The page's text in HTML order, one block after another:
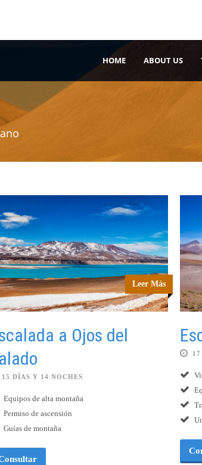
HOME ABOUT US
Leer Más
a Ojos del
15 DÍAS Y 14 NOCHES
Equipos de alta montaña
Permiso de ascensión
Guías de montaña